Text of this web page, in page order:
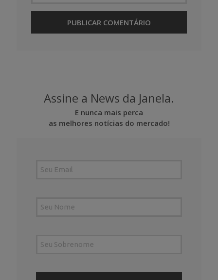
Assine a News da Janela.
E nunca mais perca
as melhores notícias do mercado!